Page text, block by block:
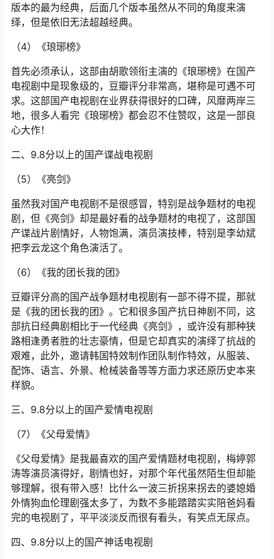
版本的最为经典，后面几个版本虽然从不同的角度来演
绎，但是依旧无法超越经典。
（4）《琅琊榜》
首先必须承认，这部由胡歌领衔主演的《琅琊榜》在国产
电视剧中是现象级的，豆瓣评分非常高，堪称是可遇不可
求。这部国产电视剧在业界获得很好的口碑，风靡两岸三
地，很多人看完《琅琊榜》都会忍不住赞叹，这是一部良
心大作！
二、9.8分以上的国产谍战电视剧
（5）《亮剑》
虽然我对国产电视剧不是很感冒，特别是战争题材的电视
剧，但《亮剑》却是最好看的战争题材的电视了，这部国
产谍战片剧情好，人物饱满，演员演技棒，特别是李幼斌
把李云龙这个角色演活了。
（6）《我的团长我的团》
豆瓣评分高的国产战争题材电视剧有一部不得不提，那就
是《我的团长我的团》。它和很多国产抗日神剧不同，这
部抗日经典剧相比于一代经典《亮剑》，或许没有那种狭
路相逢勇者胜的壮志豪情，但是它却真实的演绎了抗战的
艰难，此外，邀请韩国特效制作团队制作特效，从服装、
配饰、语言、外景、枪械装备等等方面力求还原历史本来
样貌。
三、9.8分以上的国产爱情电视剧
（7）《父母爱情》
《父母爱情》是我最喜欢的国产爱情题材电视剧，梅婷郭
涛等演员演得好，剧情也好，对那个年代虽然陌生但却能
够理解，很有带入感！比什么一波三折拐来拐去的婆媳婚
外情狗血伦理剧强太多了，为数不多能踏踏实实陪爸妈看
完的电视剧了，平平淡淡反而很有看头，有笑点无尿点。
四、9.8分以上的国产神话电视剧